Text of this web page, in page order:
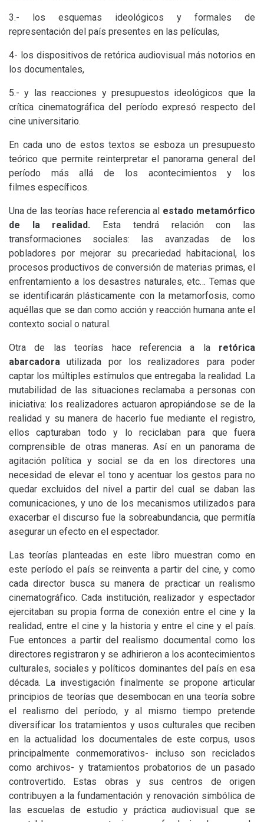
3.- los esquemas ideológicos y formales de
representación del país presentes en las películas,
4- los dispositivos de retórica audiovisual más notorios en
los documentales,
5.- y las reacciones y presupuestos ideológicos que la
crítica cinematográfica del período expresó respecto del
cine universitario.
En cada uno de estos textos se esboza un presupuesto
teórico que permite reinterpretar el panorama general del
período más allá de los acontecimientos y los
filmes específicos.
Una de las teorías hace referencia al estado metamórfico
de la realidad. Esta tendrá relación con las
transformaciones sociales: las avanzadas de los
pobladores por mejorar su precariedad habitacional, los
procesos productivos de conversión de materias primas, el
enfrentamiento a los desastres naturales, etc… Temas que
se identificarán plásticamente con la metamorfosis, como
aquéllas que se dan como acción y reacción humana ante el
contexto social o natural.
Otra de las teorías hace referencia a la retórica
abarcadorautilizada por los realizadores para poder
captar los múltiples estímulos que entregaba la realidad. La
mutabilidad de las situaciones reclamaba a personas con
iniciativa: los realizadores actuaron apropiándose se de la
realidad y su manera de hacerlo fue mediante el registro,
ellos capturaban todo y lo reciclaban para que fuera
comprensible de otras maneras. Así en un panorama de
agitación política y social se da en los directores una
necesidad de elevar el tono y acentuar los gestos para no
quedar excluidos del nivel a partir del cual se daban las
comunicaciones, y uno de los mecanismos utilizados para
exacerbar el discurso fue la sobreabundancia, que permitía
asegurar un efecto en el espectador.
Las teorías planteadas en este libro muestran como en
este período el país se reinventa a partir del cine, y como
cada director busca su manera de practicar un realismo
cinematográfico. Cada institución, realizador y espectador
ejercitaban su propia forma de conexión entre el cine y la
realidad, entre el cine y la historia y entre el cine y el país.
Fue entonces a partir del realismo documental como los
directores registraron y se adhirieron a los acontecimientos
culturales, sociales y políticos dominantes del país en esa
década. La investigación finalmente se propone articular
principios de teorías que desembocan en una teoría sobre
el realismo del período, y al mismo tiempo pretende
diversificar los tratamientos y usos culturales que reciben
en la actualidad los documentales de este corpus, usos
principalmente conmemorativos- incluso son reciclados
como archivos- y tratamientos probatorios de un pasado
controvertido. Estas obras y sus centros de origen
contribuyen a la fundamentación y renovación simbólica de
las escuelas de estudio y práctica audiovisual que se